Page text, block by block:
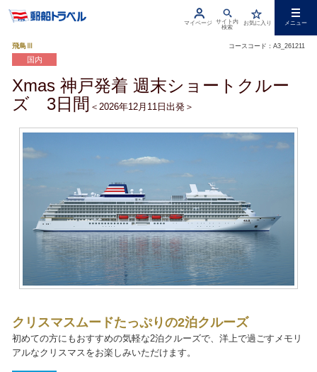
お気に入り
サイト内
検索
マイページ メニュー
飛鳥Ⅲ コースコード：A3_261211
国内
Xmas 神戸発着 週末ショートクルー
ズ 3日間 ＜2026年12月11日出発＞
クリスマスムードたっぷりの2泊クルーズ
初めての方にもおすすめの気軽な2泊クルーズで、洋上で過ごすメモリ
アルなクリスマスをお楽しみいただけます。